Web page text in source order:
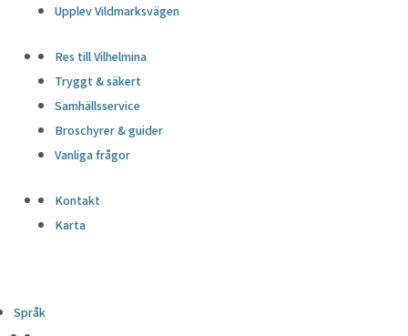
Upplev Vildmarksvägen
Res till Vilhelmina
Tryggt & säkert
Samhällsservice
Broschyrer & guider
Vanliga frågor
Kontakt
Karta
Språk